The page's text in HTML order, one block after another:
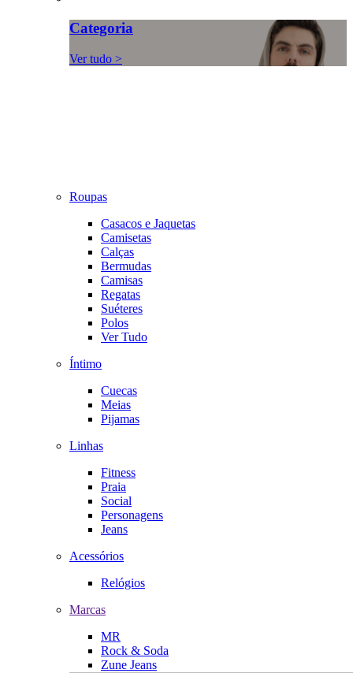
Categoria
Ver tudo >
Roupas
Casacos e Jaquetas
Camisetas
Calças
Bermudas
Camisas
Regatas
Suéteres
Polos
Ver Tudo
Íntimo
Cuecas
Meias
Pijamas
Linhas
Fitness
Praia
Social
Personagens
Jeans
Acessórios
Relógios
Marcas
MR
Rock & Soda
Zune Jeans